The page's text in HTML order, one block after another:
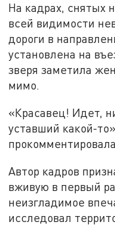
На кадрах, снятых
всей видимости
дороги в
установлена на
зверя заметила
мимо.
«Красавец! Идет,
уставший какой-
Автор кадров
вживую в первый
неизгладимое
исследовал